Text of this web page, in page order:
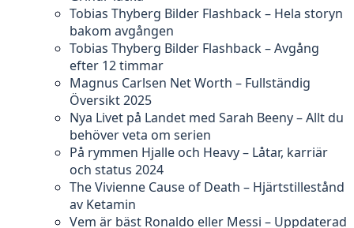
Tobias Thyberg Bilder Flashback – Hela storyn
bakom avgången
Tobias Thyberg Bilder Flashback – Avgång
efter 12 timmar
Magnus Carlsen Net Worth – Fullständig
Översikt 2025
Nya Livet på Landet med Sarah Beeny – Allt du
behöver veta om serien
På rymmen Hjalle och Heavy – Låtar, karriär
och status 2024
The Vivienne Cause of Death – Hjärtstillestånd
av Ketamin
Vem är bäst Ronaldo eller Messi – Uppdaterad